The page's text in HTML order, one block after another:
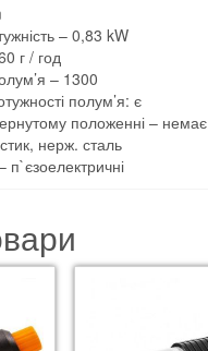
– 0,83 kW
г / год
– 1300
полум’я: є
положенні – немає
нерж. сталь